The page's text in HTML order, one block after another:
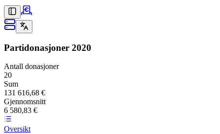
Partidonasjoner 2020
Antall donasjoner
20
Sum
131 616,68 €
Gjennomsnitt
6 580,83 €
Oversikt